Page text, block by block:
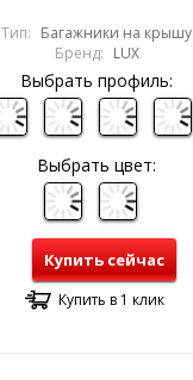
Тип: Багажники на крышу
Бренд: LUX
Выбрать профиль:
Выбрать цвет:
Купить сейчас
Купить в 1 клик